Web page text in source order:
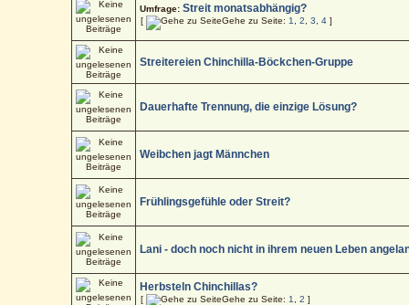
Umfrage:Streit monatsabhängig?
[ Gehe zu Seite: 1 ,2 ,3 ,4 ]
Streitereien Chinchilla-Böckchen-Gruppe
Dauerhafte Trennung, die einzige Lösung?
Weibchen jagt Männchen
Frühlingsgefühle oder Streit?
Lani - doch noch nicht in ihrem neuen Leben
Herbsteln Chinchillas?
[ Gehe zu Seite: 1 ,2 ]